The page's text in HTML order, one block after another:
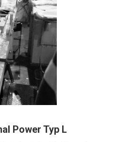
Power Typ L